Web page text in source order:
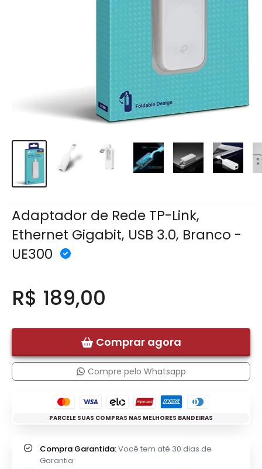
Adaptador de Rede TP-Link,
Ethernet Gigabit, USB 3.0, Branco -
UE300
R$ 189,00
Comprar agora
Compre pelo Whatsapp
PARCELE SUAS COMPRAS NAS MELHORES BANDEIRAS
Compra Garantida:Você tem até 30 dias de
Garantia